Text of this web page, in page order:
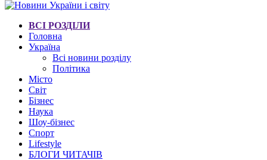
ВСІ РОЗДІЛИ
Головна
Україна
Всі новини розділу
Політика
Місто
Світ
Бізнес
Наука
Шоу-бізнес
Спорт
Lifestyle
БЛОГИ ЧИТАЧІВ